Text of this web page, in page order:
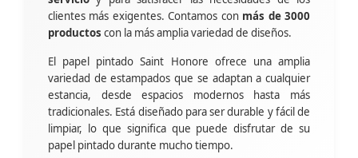
clientes más exigentes. Contamos con más de 3000
productos con la más amplia variedad de diseños.
El papel pintado Saint Honore ofrece una amplia
variedad de estampados que se adaptan a cualquier
estancia, desde espacios modernos hasta más
tradicionales. Está diseñado para ser durable y fácil de
limpiar, lo que significa que puede disfrutar de su
papel pintado durante mucho tiempo.